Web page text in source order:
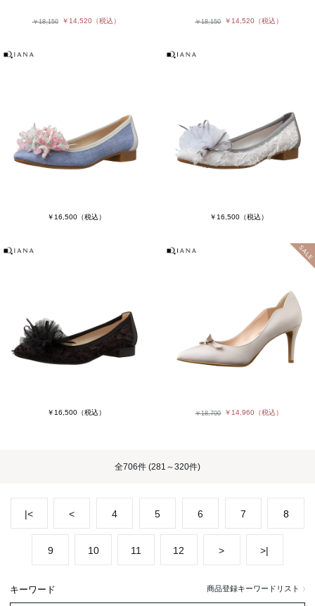
￥18,150 ￥14,520（税込） ￥18,150 ￥14,520 （税込）
￥16,500（税込） ￥16,500 （税込）
￥16,500（税込） ￥18,700 ￥14,960 （税込）
全706件 (281～320件)
|< < 4 5 6 7 8
9 10 11 12 > >|
キーワード 商品登録キーワードリスト